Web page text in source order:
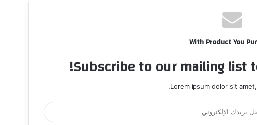
With Product You
Subscribe to our mailing list
Lorem ipsum dolor sit